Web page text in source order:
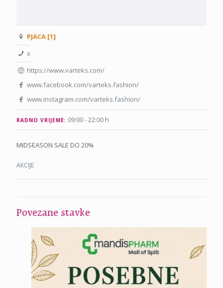
PJACA [1]
x
https://www.varteks.com/
www.facebook.com/varteks.fashion/
www.instagram.com/varteks.fashion/
RADNO VRIJEME: 09:00 - 22:00 h
MIDSEASON SALE DO 20%
AKCIJE
Povezane stavke